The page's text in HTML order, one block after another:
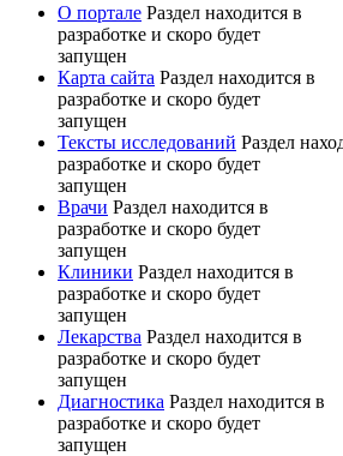
О портале Раздел находится в
разработке и скоро будет
запущен
Карта сайта Раздел находится в
разработке и скоро будет
запущен
Тексты исследований Раздел
разработке и скоро будет
запущен
Врачи Раздел находится в
разработке и скоро будет
запущен
Клиники Раздел находится в
разработке и скоро будет
запущен
Лекарства Раздел находится в
разработке и скоро будет
запущен
Диагностика Раздел находится в
разработке и скоро будет
запущен